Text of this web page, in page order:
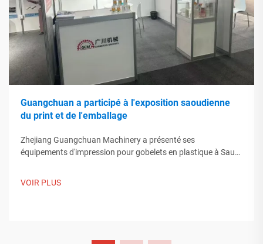
Guangchuan a participé à l'exposition saoudienne
du print et de l'emballage
Zhejiang Guangchuan Machinery a présenté ses
équipements d'impression pour gobelets en plastique à Saudi
VOIR PLUS